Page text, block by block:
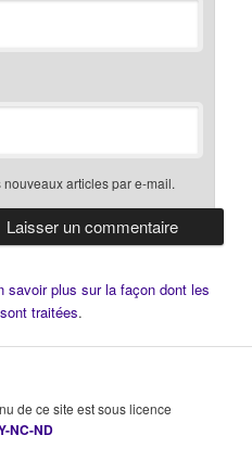
articles par e-mail.
savoir plus sur la façon dont les
traitées.
de ce site est sous licence
NC-ND